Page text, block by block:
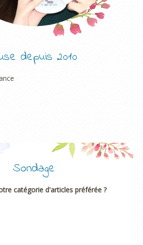
depuis 2010
Sondage
catégorie d'articles préférée ?